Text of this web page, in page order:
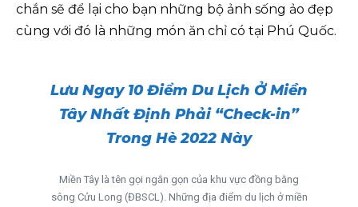
chắn sẽ để lại cho bạn những bộ ảnh sống ảo đẹp
cùng với đó là những món ăn chỉ có tại Phú Quốc.
Lưu Ngay 10 Điểm Du Lịch Ở Miền
Tây Nhất Định Phải “Check-in”
Trong Hè 2022 Này
Miền Tây là tên gọi ngắn gọn của khu vực đồng bằng
sông Cửu Long (ĐBSCL). Những địa điểm du lịch ở miền